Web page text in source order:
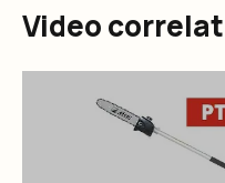
Video